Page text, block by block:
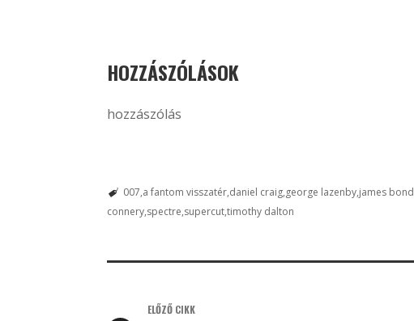
HOZZÁSZÓLÁSOK
hozzászólás
007 a fantom visszatér daniel craig george lazenby james bond
connery spectre supercuttimothy dalton
ELŐZŐ CIKK